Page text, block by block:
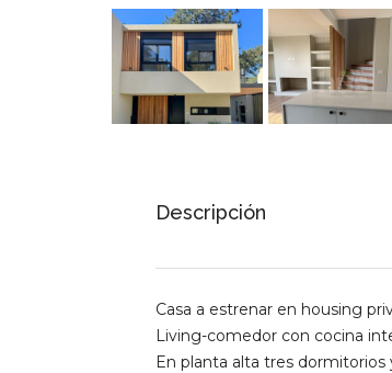
Descripción
Casa a estrenar en housing
Living-comedor con cocina
En planta alta tres dormitorios